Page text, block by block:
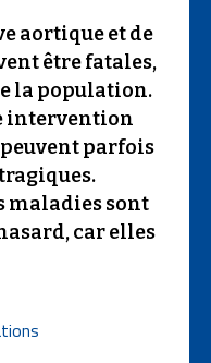
aortique et de
être fatales,
la population.
intervention
parfois
maladies sont
car elles